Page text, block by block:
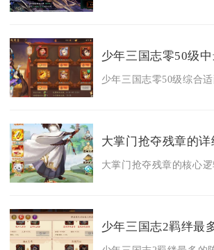
少年三国志零50级综合
大掌门抢夺残章的核心